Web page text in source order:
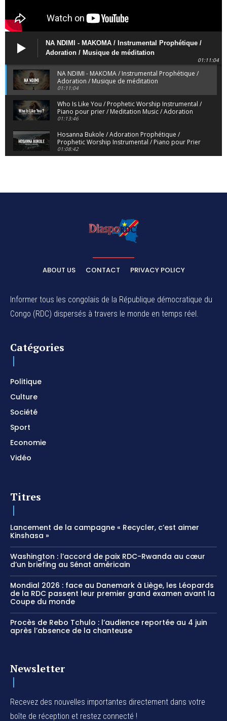
NA NDIMI - MAKOMA / Instrumental Prophétique /
Adoration / Musique de méditation
01:11:04
NA NDIMI - MAKOMA / Instrumental Prophétique /
Adoration / Musique de méditation
01:11:04
Who Is Like You / Prophetic Worship Instrumental /
Piano pour prier / Meditation Music / Adoration
01:13:46
Hosanna Bukole / Adoration Prophétique /
Prophetic Worship Instrumental / Piano pour Prier
01:08:42
Yahweh Sabaoth / Prophetic Worship Instrumental
/ Piano pour prier / Instrumental d'intercession
ELIKIA NA NGAI / Instrumental de Prière / 1H
01:03:38
Piano pour prier / Soaking Worship Instrumental
01:17:32
For Your Name Is Holy / Prophetic Worship
I SURRENDER / Soaking Worship Instrumental /
ABOUT US CONTACT PRIVACY POLICY
Informer tous les congolais de la République démocratique du
Congo (RDC) dispersés à travers le monde en temps réel.
Catégories
Politique
Culture
Société
Sport
Economie
Vidéo
Titres
Lancement de la campagne « Recycler, c’est aimer
Kinshasa »
Washington : l’accord de paix RDC-Rwanda au cœur
d’un briefing au Sénat américain
Mondial 2026 : face au Danemark à Liège, les Léopards
de la RDC passent leur premier grand examen avant la
Coupe du monde
Procès de Rebo Tchulo : l’audience reportée au 4 juin
après l’absence de la chanteuse
Newsletter
Recevez des nouvelles importantes directement dans votre
boîte de réception et restez connecté !